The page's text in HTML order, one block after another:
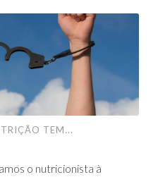
TEM...
o nutricionista à